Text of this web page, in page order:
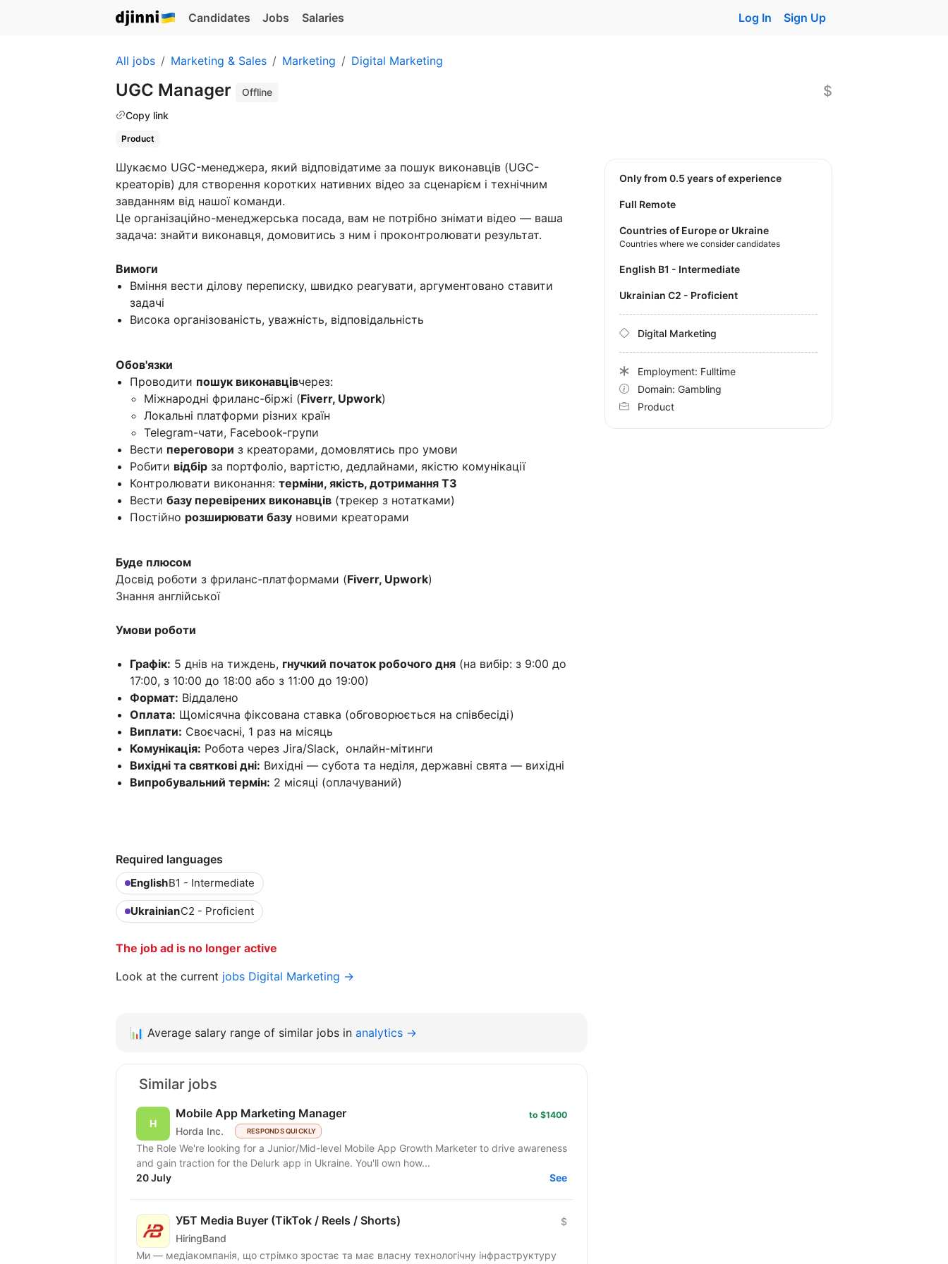
Candidates Jobs Salaries Log In Sign Up
All jobs Marketing & Sales Marketing Digital Marketing
UGC Manager
Offline
Copy link
$
Product
Шукаємо UGC-менеджера, який відповідатиме за пошук виконавців (UGC-
креаторів) для створення коротких нативних відео за сценарієм і технічним
завданням від нашої команди.
Це організаційно-менеджерська посада, вам не потрібно знімати відео — ваша
задача: знайти виконавця, домовитись з ним і проконтролювати результат.
Вимоги
Вміння вести ділову переписку, швидко реагувати, аргументовано ставити
задачі
Висока організованість, уважність, відповідальність
Обов'язки
Проводити пошук виконавцівчерез:
Міжнародні фриланс-біржі (Fiverr, Upwork)
Локальні платформи різних країн
Telegram-чати, Facebook-групи
Вести переговори з креаторами, домовлятись про умови
Робити відбір за портфоліо, вартістю, дедлайнами, якістю комунікації
Контролювати виконання: терміни, якість, дотримання ТЗ
Вести базу перевірених виконавців (трекер з нотатками)
Постійно розширювати базу новими креаторами
Буде плюсом
Досвід роботи з фриланс-платформами (Fiverr, Upwork)
Знання англійської
Умови роботи
Графік: 5 днів на тиждень, гнучкий початок робочого дня (на вибір: з 9:00 до
17:00, з 10:00 до 18:00 або з 11:00 до 19:00)
Формат: Віддалено
Оплата: Щомісячна фіксована ставка (обговорюється на співбесіді)
Виплати: Своєчасні, 1 раз на місяць
Комунікація: Робота через Jira/Slack, онлайн-мітинги
Вихідні та святкові дні: Вихідні — субота та неділя, державні свята — вихідні
Випробувальний термін: 2 місяці (оплачуваний)
Required languages
EnglishB1 - Intermediate
UkrainianC2 - Proficient
The job ad is no longer active
Look at the current jobs Digital Marketing →
Only from 0.5 years of experience
Full Remote
Countries of Europe or Ukraine
Countries where we consider candidates
English B1 - Intermediate
Ukrainian C2 - Proficient
Digital Marketing
Employment: Fulltime
Domain: Gambling
Product
📊 Average salary range of similar jobs in analytics →
Similar jobs
Mobile App Marketing Manager
Horda Inc. RESPONDS QUICKLY
to $1400
The Role We're looking for a Junior/Mid-level Mobile App Growth Marketer to drive awareness
and gain traction for the Delurk app in Ukraine. You'll own how...
20 July
See
УБТ Media Buyer (TikTok / Reels / Shorts)
HiringBand
$
Ми — медіакомпанія, що стрімко зростає та має власну технологічну інфраструктуру